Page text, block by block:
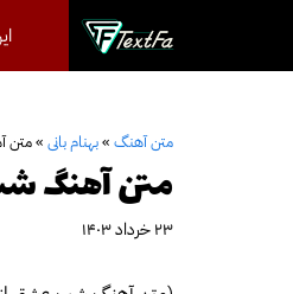
متن آهنگ »بهنام بانی »متن
متن آهنگ
۲۳ خرداد ۱۴۰۳